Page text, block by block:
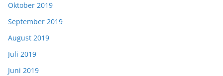
Oktober 2019
September 2019
August 2019
Juli 2019
Juni 2019